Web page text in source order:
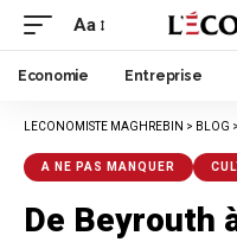
Aa
Economie Entreprise
LECONOMISTE MAGHREBIN > BLOG >
A NE PAS MANQUER
De Beyrouth